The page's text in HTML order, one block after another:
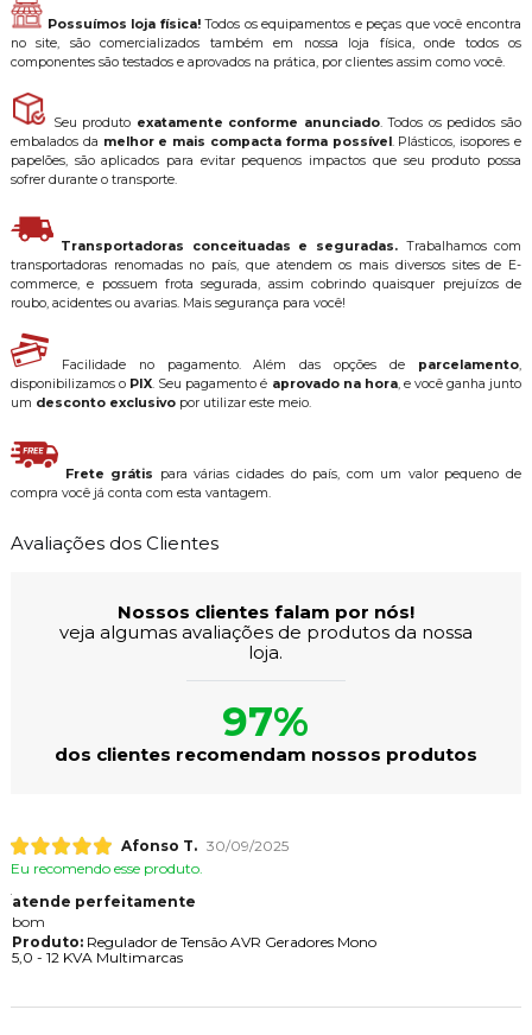
Possuímos loja física!Todos os equipamentos e peças que você encontra
no site, são comercializados também em nossa loja física, onde todos os
componentes são testados e aprovados na prática, por clientes assim como você.
Seu produto exatamente conforme anunciado. Todos os pedidos são
embalados da melhor e mais compacta forma possível . Plásticos, isopores e
papelões, são aplicados para evitar pequenos impactos que seu produto possa
sofrer durante o transporte.
Transportadoras conceituadas e seguradas. Trabalhamos com
transportadoras renomadas no país, que atendem os mais diversos sites de E-
commerce, e possuem frota segurada, assim cobrindo quaisquer prejuízos de
roubo, acidentes ou avarias. Mais segurança para você!
Facilidade no pagamento. Além das opções de parcelamento,
disponibilizamos o PIX. Seu pagamento é aprovado na hora, e você ganha junto
um desconto exclusivopor utilizar este meio.
Frete grátis para várias cidades do país, com um valor pequeno de
compra você já conta com esta vantagem.
Avaliações dos Clientes
Nossos clientes falam por nós!
veja algumas avaliações de produtos da nossa
loja.
97%
dos clientes recomendam nossos produtos
Afonso T. 30/09/2025
Eu recomendo esse produto.
atende perfeitamente
bom
Produto:Regulador de Tensão AVR Geradores Mono
5,0 - 12 KVA Multimarcas